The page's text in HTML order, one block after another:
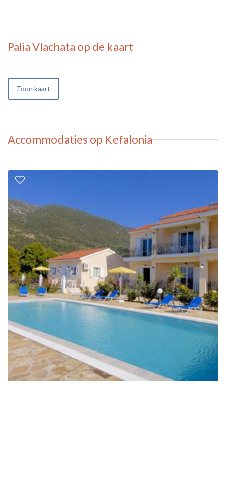
Palia Vlachata op de kaart
Toon kaart
Accommodaties op Kefalonia